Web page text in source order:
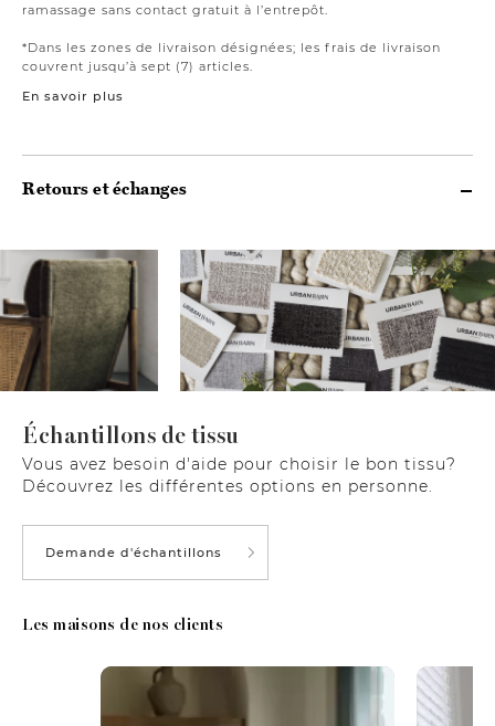
ramassage sans contact gratuit à l’entrepôt.
*Dans les zones de livraison désignées; les frais de livraison
couvrent jusqu’à sept (7) articles.
En savoir plus
Retours et échanges
Échantillons de tissu
Vous avez besoin d'aide pour choisir le bon tissu?
Découvrez les différentes options en personne.
Demande d'échantillons
Les maisons de nos clients
Media Carousel
Carousel with product photos. Use the previous and